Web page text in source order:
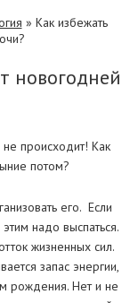
» Как избежать
новогодней
происходит! Как
потом?
его. Если
надо выспаться.
жизненных сил.
запас энергии,
рождения. Нет и не